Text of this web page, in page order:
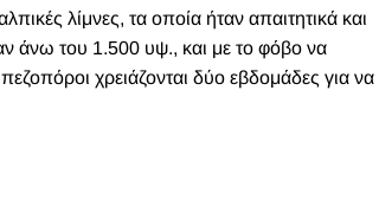
λίμνες, τα οποία ήταν απαιτητικά και
άνω του 1.500 υψ., και με το φόβο να
χρειάζονται δύο εβδομάδες για να